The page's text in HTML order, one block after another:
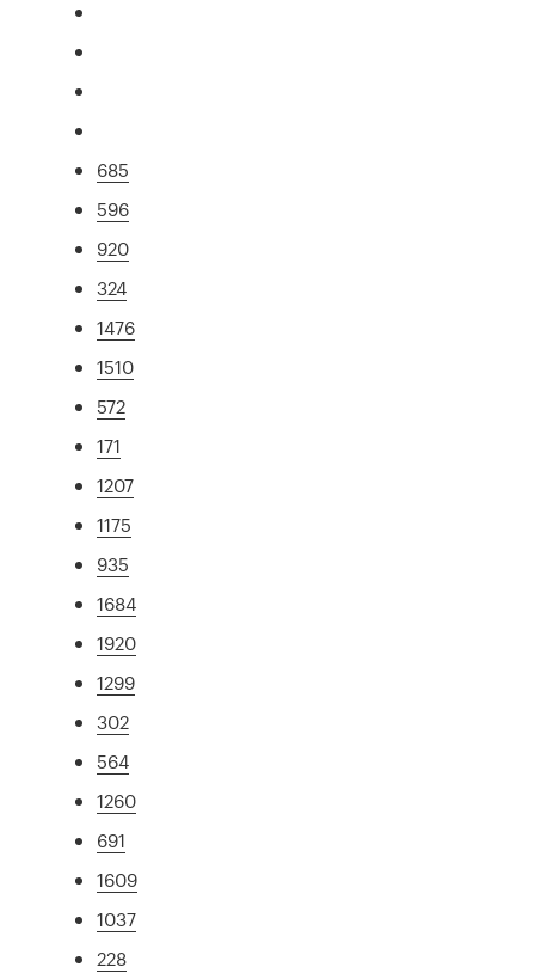
685
596
920
324
1476
1510
572
171
1207
1175
935
1684
1920
1299
302
564
1260
691
1609
1037
228